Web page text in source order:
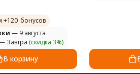
+120 бонусов
— 9 августа
Завтра (скидка 3%)
В корзину